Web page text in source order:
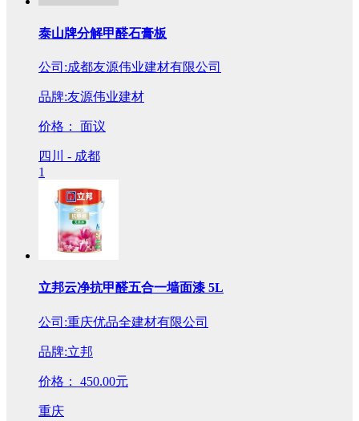
泰山牌分解甲醛石膏板
公司:成都友源伟业建材有限公司
品牌:友源伟业建材
价格： 面议
四川 - 成都
1
立邦云净抗甲醛五合一墙面漆 5L
公司:重庆优品全建材有限公司
品牌:立邦
价格： 450.00元
重庆